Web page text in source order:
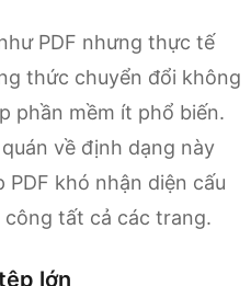
PDF nhưng thực tế
thức chuyển đổi không
phần mềm ít phổ biến.
về định dạng này
khó nhận diện cấu
tất cả các trang.
lớn